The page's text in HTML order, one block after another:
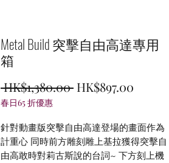
Metal Build 突擊自由高達專用
箱
HK$1,380.00 一
價
格
HK$897.00
價
格
春日65 折優惠
針對動畫版突擊自由高達登場的畫面作為
計重心 同時前方雕刻雕上基拉獲得突擊自
由高敢時對莉古斯說的台詞~ 下方刻上機